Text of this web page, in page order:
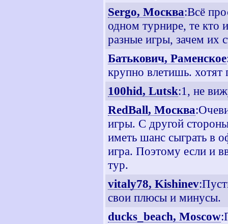
Sergo, Москва:Всё
одном турнире, те кто
разные игры, зачем их
Батькович, Раменское
крупно влетишь. хотят
100hid, Lutsk:1, не
RedBall, Москва
игры. С другой
иметь шанс сыграть в
игра. Поэтому если и
тур.
vitaly78, Kishinev
свои плюсы и минусы.
ducks_beach, Moscow